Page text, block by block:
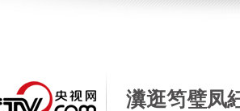
瀵逛笉璧凤